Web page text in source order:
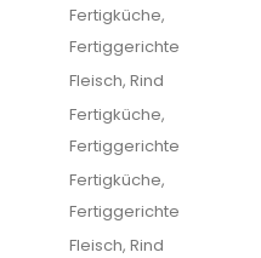
Fertigküche,
Fertiggerichte
Fleisch, Rind
Fertigküche,
Fertiggerichte
Fertigküche,
Fertiggerichte
Fleisch, Rind